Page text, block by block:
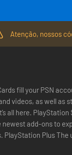
Atenção, nossos
fill your PSN
videos, as well as
add-ons to